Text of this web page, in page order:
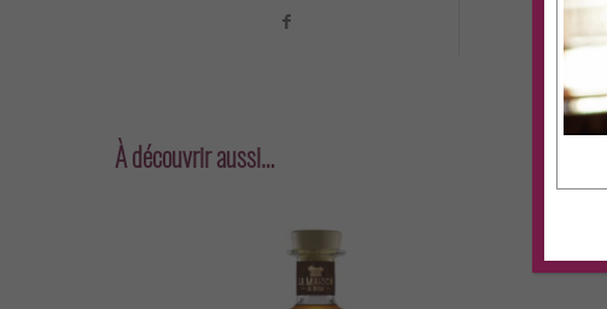
À découvrir aussi…